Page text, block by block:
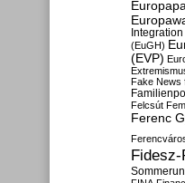
Integration
(EuGH)
(EVP)
Fake News
Felcsút
Ferenc
Fidesz-